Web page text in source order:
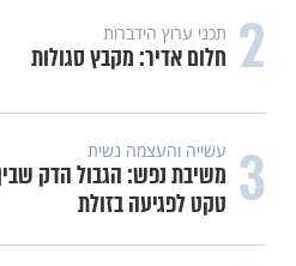
2 תכני ערוץ הידברות
חלום אדיר: מקבץ סגולות
3 עשייה והעצמה נשית
משיבת נפש: הגבול הדק
טקט לפגיעה בזולת